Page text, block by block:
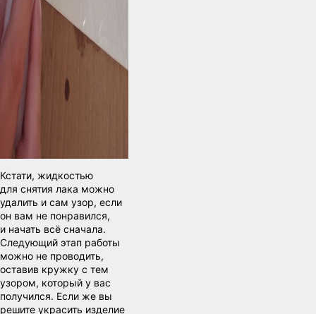
Кстати, жидкостью
для снятия лака можно
удалить и сам узор, если
он вам не понравился,
и начать всё сначала.
Следующий этап работы
можно не проводить,
оставив кружку с тем
узором, который у вас
получился. Если же вы
решите украсить изделие